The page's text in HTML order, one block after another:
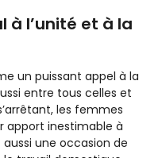
à l’unité et à la
un puissant appel à la
entre tous celles et
les femmes
apport inestimable à
aussi une occasion de